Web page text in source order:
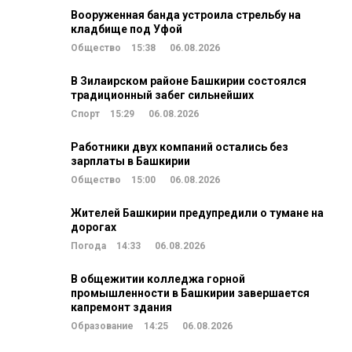
Вооруженная банда устроила стрельбу на
кладбище под Уфой
Общество 15:38 06.08.2026
В Зилаирском районе Башкирии состоялся
традиционный забег сильнейших
Спорт 15:29 06.08.2026
Работники двух компаний остались без
зарплаты в Башкирии
Общество 15:00 06.08.2026
Жителей Башкирии предупредили о тумане на
дорогах
Погода 14:33 06.08.2026
В общежитии колледжа горной
промышленности в Башкирии завершается
капремонт здания
Образование 14:25 06.08.2026